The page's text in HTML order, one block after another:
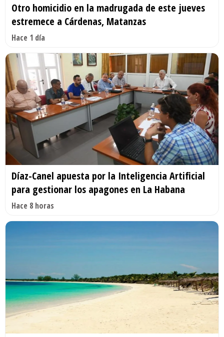
Otro homicidio en la madrugada de este jueves
estremece a Cárdenas, Matanzas
Hace 1 día
Díaz-Canel apuesta por la Inteligencia Artificial
para gestionar los apagones en La Habana
Hace 8 horas